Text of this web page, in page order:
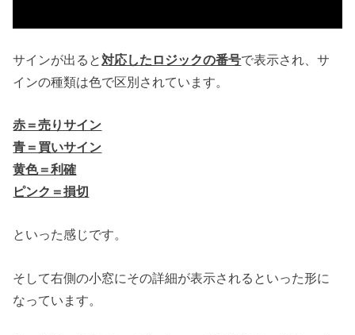
サインが出ると対応したロジックの番号で表示され、サ
インの種類は色で区別されています。
赤＝売りサイン
青＝買いサイン
黄色＝利確
ピンク＝損切
といった感じです。
そして右側の小窓にその詳細が表示されるといった形に
なっています。